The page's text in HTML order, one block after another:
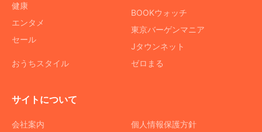
健康
エンタメ
セール
おうちスタイル
BOOKウォッチ
東京バーゲンマニア
Jタウンネット
ゼロまる
サイトについて
会社案内
個人情報保護方針